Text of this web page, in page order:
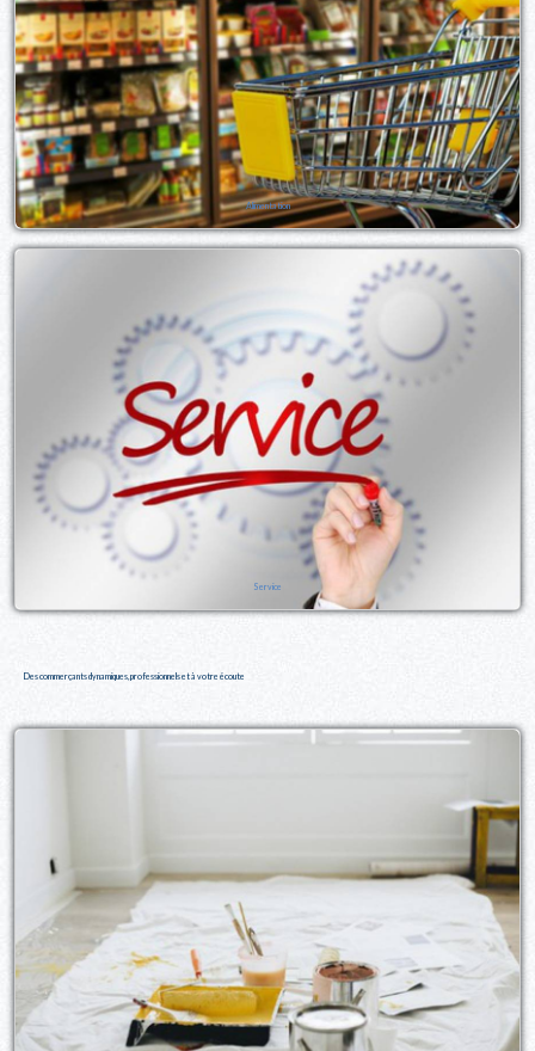
Alimentation
Service
Des commerçants dynamiques, professionnels et à votre écoute